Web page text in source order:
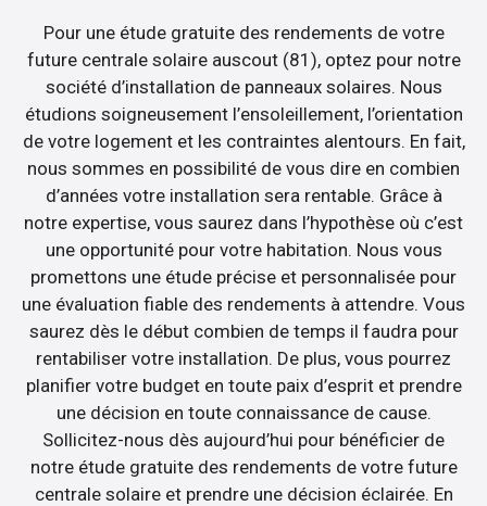
Pour une étude gratuite des rendements de votre
future centrale solaire auscout (81), optez pour notre
société d’installation de panneaux solaires. Nous
étudions soigneusement l’ensoleillement, l’orientation
de votre logement et les contraintes alentours. En fait,
nous sommes en possibilité de vous dire en combien
d’années votre installation sera rentable. Grâce à
notre expertise, vous saurez dans l’hypothèse où c’est
une opportunité pour votre habitation. Nous vous
promettons une étude précise et personnalisée pour
une évaluation fiable des rendements à attendre. Vous
saurez dès le début combien de temps il faudra pour
rentabiliser votre installation. De plus, vous pourrez
planifier votre budget en toute paix d’esprit et prendre
une décision en toute connaissance de cause.
Sollicitez-nous dès aujourd’hui pour bénéficier de
notre étude gratuite des rendements de votre future
centrale solaire et prendre une décision éclairée. En